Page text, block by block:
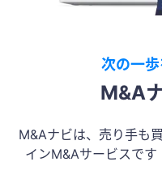
次の一
M&A
M&Aナビは、売り手も
インM&Aサービスで